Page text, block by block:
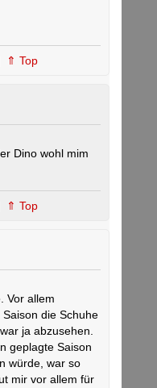
⇑ Top
Dino wohl mim
⇑ Top
Vor allem
die Schuhe
ja abzusehen.
geplagte Saison
würde, war so
mir vor allem für